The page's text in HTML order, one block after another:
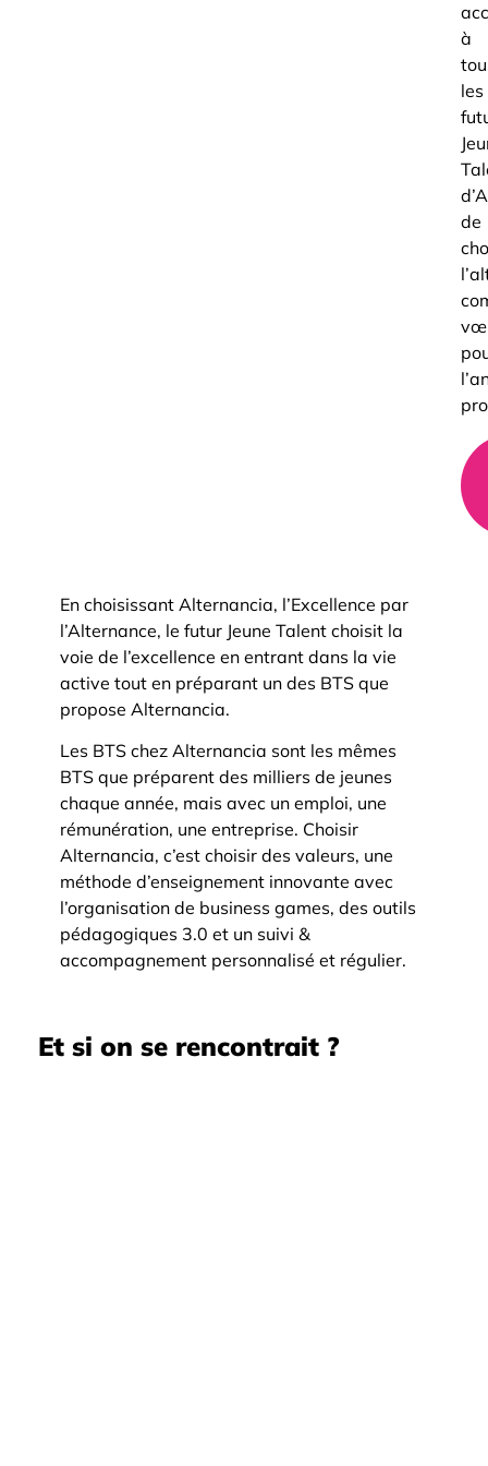
à
les
de
En choisissant Alternancia, l’Excellence par
l’Alternance, le futur Jeune Talent choisit la
voie de l’excellence en entrant dans la vie
active tout en préparant un des BTS que
propose Alternancia.
Les BTS chez Alternancia sont les mêmes
BTS que préparent des milliers de jeunes
chaque année, mais avec un emploi, une
rémunération, une entreprise. Choisir
Alternancia, c’est choisir des valeurs, une
méthode d’enseignement innovante avec
l’organisation de business games, des outils
pédagogiques 3.0 et un suivi &
accompagnement personnalisé et régulier.
Et si on se rencontrait ?